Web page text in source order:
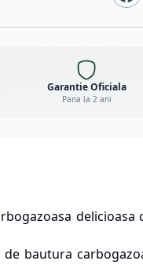
Garantie Oficiala
Pana la 2 ani
de bautura